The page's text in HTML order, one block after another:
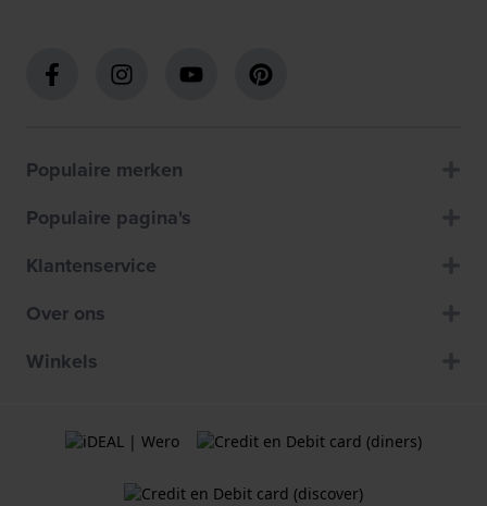
Populaire merken
Populaire pagina's
Klantenservice
Over ons
Winkels